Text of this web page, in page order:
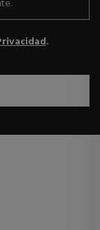
.